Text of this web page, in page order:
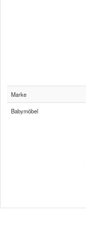
Marke
Babymöbel